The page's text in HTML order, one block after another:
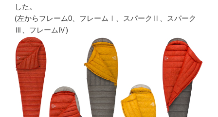
した。
(左からフレーム0、フレームⅠ、スパークⅡ、スパーク
Ⅲ、フレームⅣ)